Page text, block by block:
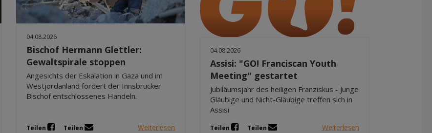
04.08.2026
Bischof Hermann Glettler:
Gewaltspirale stoppen
Angesichts der Eskalation in Gaza und im
Westjordanland fordert der Innsbrucker
Bischof entschlossenes Handeln.
Teilen Teilen Weiterlesen
04.08.2026
Assisi: "GO! Franciscan Youth
Meeting" gestartet
Jubiläumsjahr des heiligen Franziskus - Junge
Gläubige und Nicht-Gläubige treffen sich in
Assisi
Teilen Teilen Weiterlesen